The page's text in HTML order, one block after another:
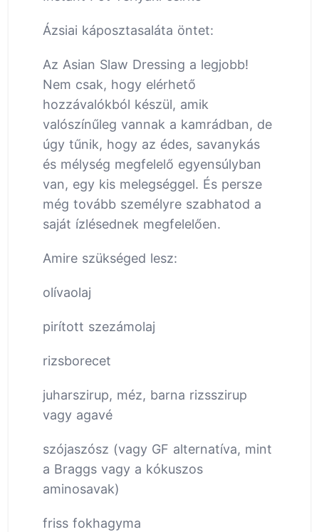
Ázsiai káposztasaláta öntet:
Az Asian Slaw Dressing a legjobb!
Nem csak, hogy elérhető
hozzávalókból készül, amik
valószínűleg vannak a kamrádban, de
úgy tűnik, hogy az édes, savanykás
és mélység megfelelő egyensúlyban
van, egy kis melegséggel. És persze
még tovább személyre szabhatod a
saját ízlésednek megfelelően.
Amire szükséged lesz:
olívaolaj
pirított szezámolaj
rizsborecet
juharszirup, méz, barna rizsszirup
vagy agavé
szójaszósz (vagy GF alternatíva, mint
a Braggs vagy a kókuszos
aminosavak)
friss fokhagyma